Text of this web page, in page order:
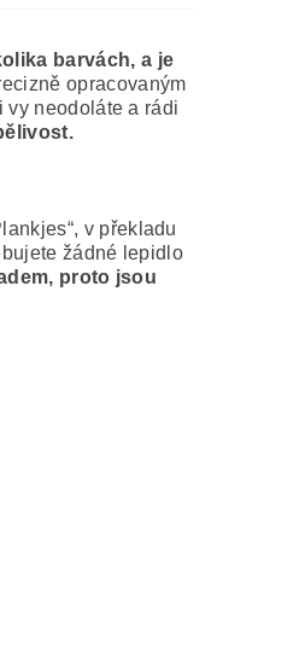
barvách, a je
opracovaným
vy neodoláte a rádi
v překladu
žádné lepidlo
proto jsou